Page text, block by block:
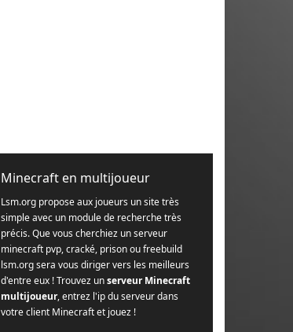
Minecraft en multijoueur
Lsm.org propose aux joueurs un site très
simple avec un module de recherche très
précis. Que vous cherchiez un serveur
minecraft pvp, cracké, prison ou freebuild
lsm.org sera vous diriger vers les meilleurs
d'entre eux ! Trouvez unserveur Minecraft
multijoueur, entrez l'ip du serveur dans
votre client Minecraft et jouez !